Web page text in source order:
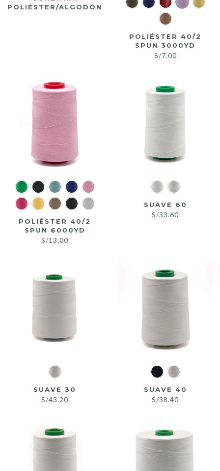
POLIÉSTER/ALGODÓN
POLIÉSTER 40/2
SPUN 3000YD
S/7.00
POLIÉSTER 40/2
SPUN 6000YD
S/13.00
SUAVE 60
S/33.60
SUAVE 30
S/43.20
SUAVE 40
S/38.40